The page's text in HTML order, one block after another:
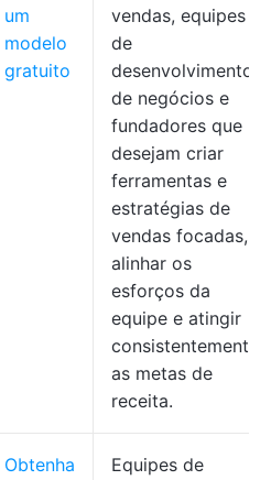
um
modelo
gratuito
vendas, equipes
de
desenvolvimento
de negócios e
fundadores que
desejam criar
ferramentas e
estratégias de
vendas focadas,
alinhar os
esforços da
equipe e atingir
consistentemente
as metas de
receita.
Obtenha
Equipes de